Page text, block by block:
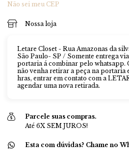
Não sei meu CEP
Nossa loja
Letare Closet - Rua Amazonas da
São Paulo- SP / Somente entrega via
portaria á combinar pelo whatsapp.
não venha retirar a peça na portaria
hras, entrar em contato com a
agendar uma nova retirada.
Parcele suas compras.
Até 6X SEM JUROS!
Esta com dúvidas? Chame no